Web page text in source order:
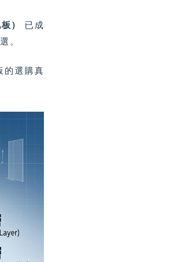
）
已成
。
的選購真